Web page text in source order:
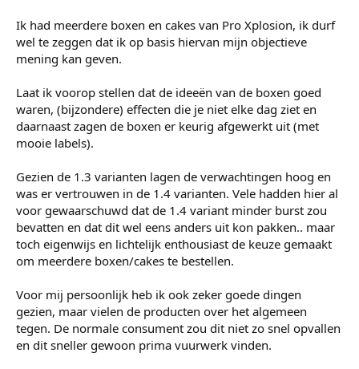
Ik had meerdere boxen en cakes van Pro Xplosion, ik durf
wel te zeggen dat ik op basis hiervan mijn objectieve
mening kan geven.
Laat ik voorop stellen dat de ideeën van de boxen goed
waren, (bijzondere) effecten die je niet elke dag ziet en
daarnaast zagen de boxen er keurig afgewerkt uit (met
mooie labels).
Gezien de 1.3 varianten lagen de verwachtingen hoog en
was er vertrouwen in de 1.4 varianten. Vele hadden hier al
voor gewaarschuwd dat de 1.4 variant minder burst zou
bevatten en dat dit wel eens anders uit kon pakken.. maar
toch eigenwijs en lichtelijk enthousiast de keuze gemaakt
om meerdere boxen/cakes te bestellen.
Voor mij persoonlijk heb ik ook zeker goede dingen
gezien, maar vielen de producten over het algemeen
tegen. De normale consument zou dit niet zo snel opvallen
en dit sneller gewoon prima vuurwerk vinden.